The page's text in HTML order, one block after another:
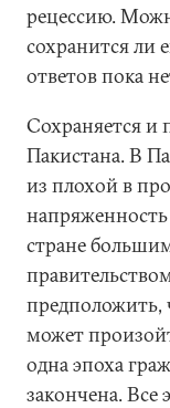
рецессию.
сохранится ли
ответов пока
Сохраняется и
Пакистана. В
из плохой в
стране
предположить,
может
одна эпоха
закончена. Все